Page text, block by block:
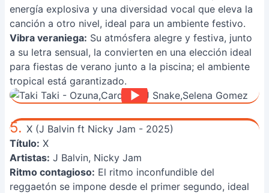
energía explosiva y una diversidad vocal que eleva la
canción a otro nivel, ideal para un ambiente festivo.
Vibra veraniega: Su atmósfera alegre y festiva, junto
a su letra sensual, la convierten en una elección ideal
para fiestas de verano junto a la piscina; el ambiente
tropical está garantizado.
5. X (J Balvin ft Nicky Jam - 2025)
Título: X
Artistas: J Balvin, Nicky Jam
Ritmo contagioso: El ritmo inconfundible del
reggaetón se impone desde el primer segundo, ideal